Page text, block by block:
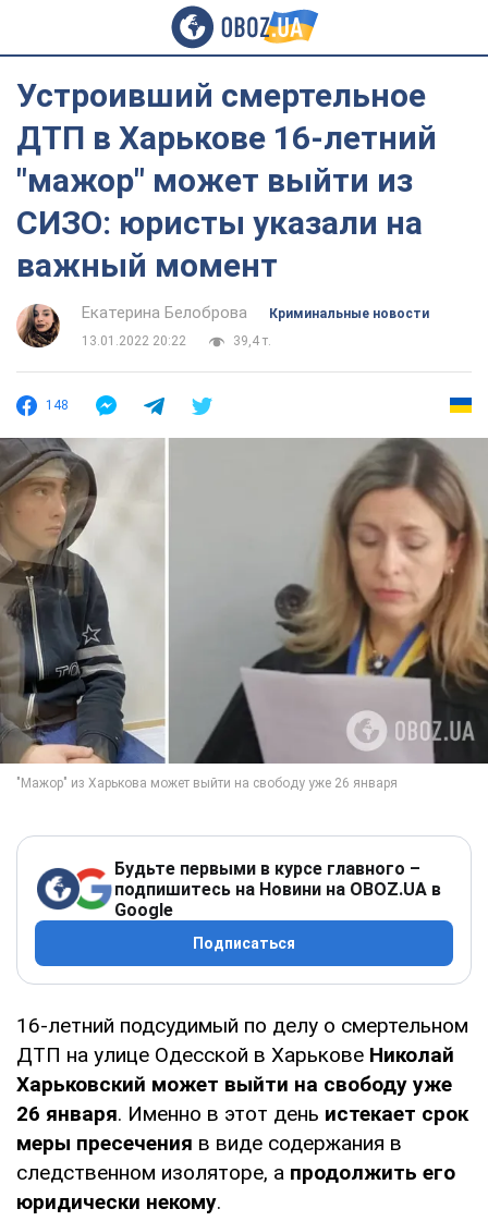
Устроивший смертельное
ДТП в Харькове 16-летний
"мажор" может выйти из
СИЗО: юристы указали на
важный момент
Екатерина Белоброва
Криминальные новости
13.01.2022 20:22
39,4 т.
148
Будьте первыми в курсе главного –
подпишитесь на Новини на OBOZ.UA в
Google
Подписаться
16-летний подсудимый по делу о смертельном
ДТП на улице Одесской в Харькове Николай
Харьковский может выйти на свободу уже
26 января. Именно в этот день истекает срок
меры пресечения в виде содержания в
следственном изоляторе, а продолжить его
юридически некому.